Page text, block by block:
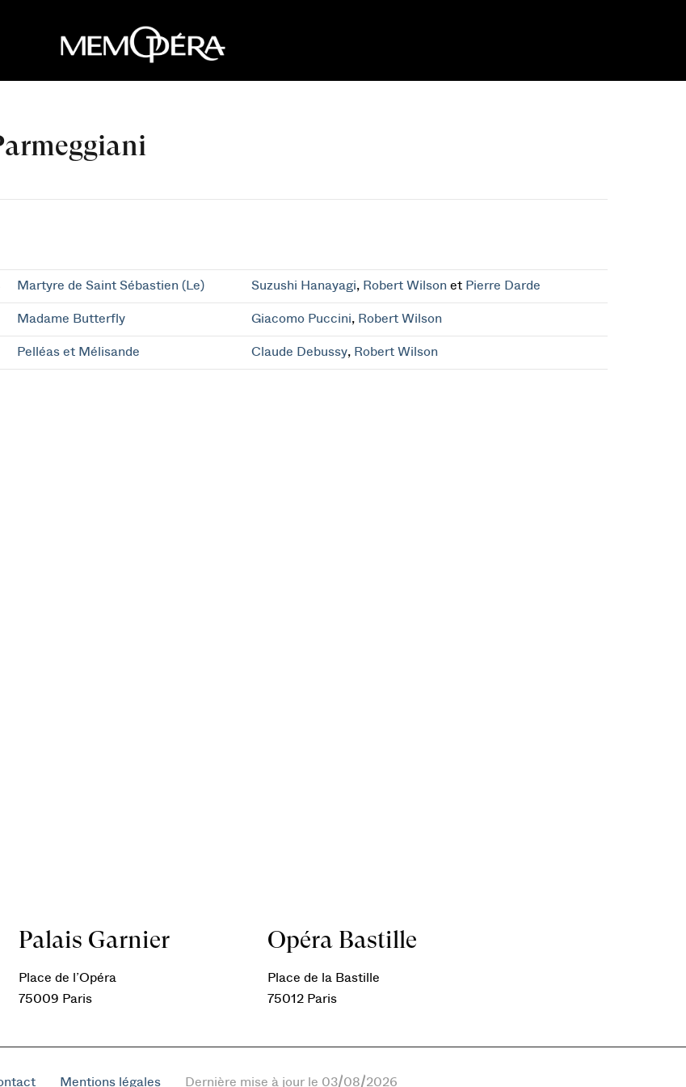
Martyre de Saint Sébastien (Le) Suzushi Hanayagi, Robert Wilson et Pierre Darde
Madame Butterfly Giacomo Puccini, Robert Wilson
Pelléas et Mélisande Claude Debussy, Robert Wilson
Palais Garnier
Place de l’Opéra
75009 Paris
Opéra Bastille
Place de la Bastille
75012 Paris
Mentions légales Dernière mise à jour le 03/08/2026